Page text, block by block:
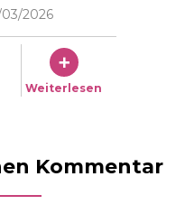
2026
Weiterlesen
Kommentar